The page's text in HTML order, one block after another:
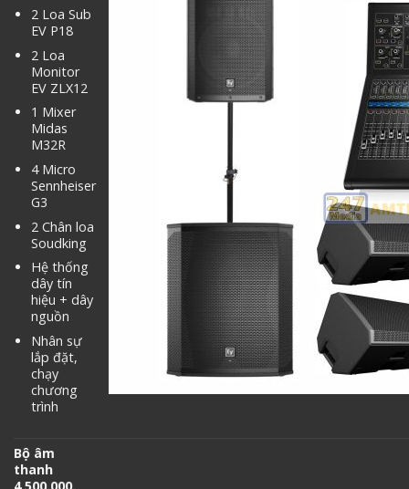
2 Loa Sub
EV P18
2 Loa
Monitor
EV ZLX12
1 Mixer
Midas
M32R
4 Micro
Sennheiser
G3
2 Chân loa
Soudking
Hệ thống
dây tín
hiệu + dây
nguồn
Nhân sự
lắp đặt,
chạy
chương
trình
Bộ âm
thanh